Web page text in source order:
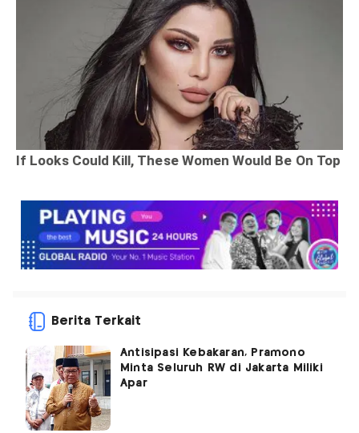
Berita Terkait
Antisipasi Kebakaran, Pramono
Minta Seluruh RW di Jakarta Miliki
Apar